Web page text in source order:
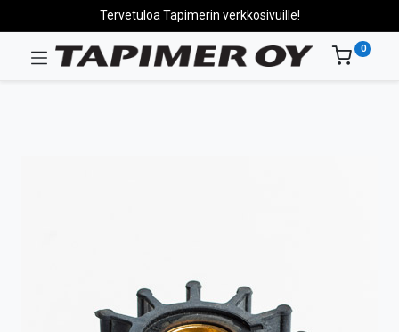
Tervetuloa Tapimerin verkkosivuille!
0